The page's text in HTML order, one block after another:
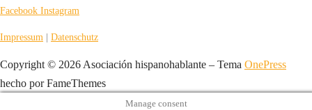
Facebook Instagram
Impressum | Datenschutz
Copyright © 2026 Asociación hispanohablante – Tema OnePress
hecho por FameThemes
Manage consent